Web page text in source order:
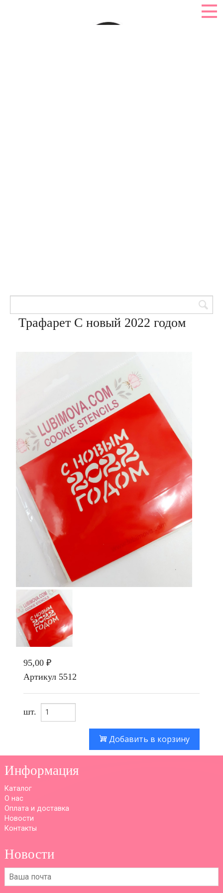
Трафарет С новый 2022 годом
95,00 ₽
Артикул 5512
шт.
Добавить в корзину
Информация
Каталог
О нас
Оплата и доставка
Новости
Контакты
Новости